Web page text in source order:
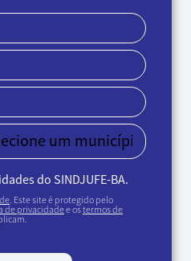
do SINDJUFE-BA.
. Este site é protegido pelo
de privacidadee ostermos de